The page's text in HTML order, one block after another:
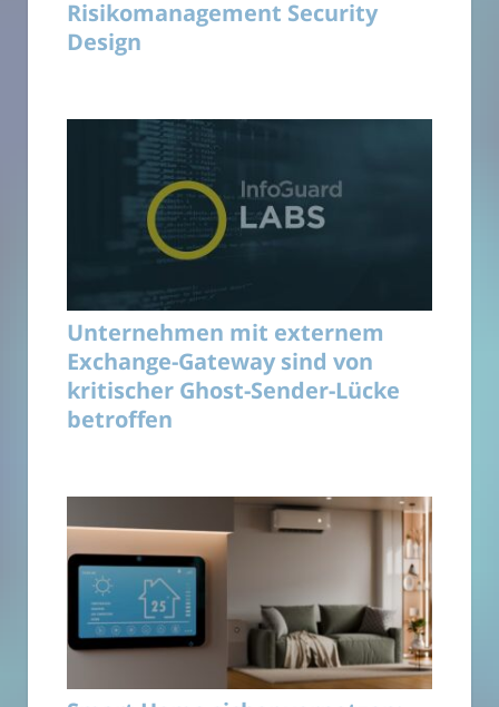
Risikomanagement Security
Design
Unternehmen mit externem
Exchange-Gateway sind von
kritischer Ghost-Sender-Lücke
betroffen